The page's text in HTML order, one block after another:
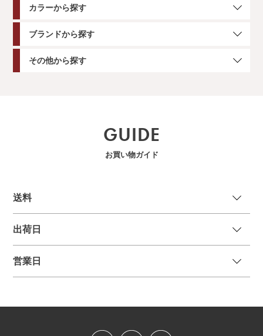
カラーから探す
ブランドから探す
その他から探す
GUIDE
お買い物ガイド
送料
出荷日
営業日